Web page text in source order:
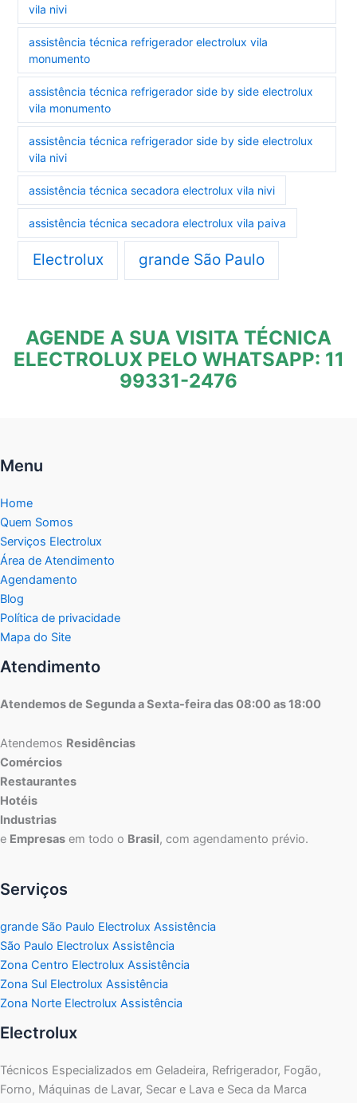
vila nivi
assistência técnica refrigerador electrolux vila
monumento
assistência técnica refrigerador side by side electrolux
vila monumento
assistência técnica refrigerador side by side electrolux
vila nivi
assistência técnica secadora electrolux vila nivi
assistência técnica secadora electrolux vila paiva
Electrolux grande São Paulo
AGENDE A SUA VISITA TÉCNICA
ELECTROLUX PELO WHATSAPP: 11
99331-2476
Menu
Home
Quem Somos
Serviços Electrolux
Área de Atendimento
Agendamento
Blog
Política de privacidade
Mapa do Site
Atendimento
Atendemos de Segunda a Sexta-feira das 08:00 as 18:00
Atendemos Residências
Comércios
Restaurantes
Hotéis
Industrias
e Empresas em todo o Brasil, com agendamento prévio.
Serviços
grande São Paulo Electrolux Assistência
São Paulo Electrolux Assistência
Zona Centro Electrolux Assistência
Zona Sul Electrolux Assistência
Zona Norte Electrolux Assistência
Electrolux
Técnicos Especializados em Geladeira, Refrigerador, Fogão,
Forno, Máquinas de Lavar, Secar e Lava e Seca da Marca